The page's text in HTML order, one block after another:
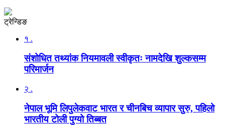
ट्रेन्डिङ
१ .
संशोधित तथ्यांक नियमावली स्वीकृतः नामदेखि शुल्कसम्म
परिमार्जन
२ .
नेपाल भूमि लिपुलेकवाट भारत र चीनबिच व्यापार सुरु, पहिलो
भारतीय टोली पुग्यो तिब्बत